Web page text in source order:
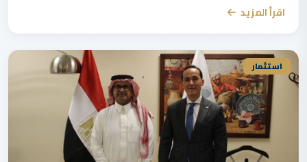
اقرأ المزيد
استثمار